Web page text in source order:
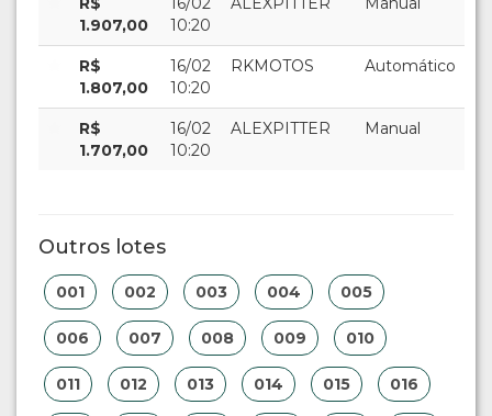
1.907,00
10:20
R$
1.807,00
16/02
10:20
RKMOTOS Automático
R$
1.707,00
16/02
10:20
ALEXPITTER Manual
Outros lotes
001 002 003 004 005
006 007 008 009 010
011 012 013 014 015 016